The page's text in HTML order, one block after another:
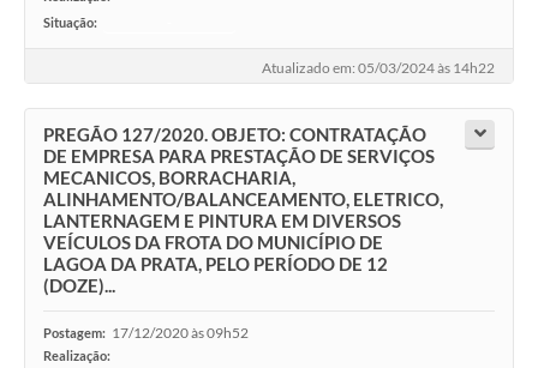
Situação:
Atualizado em: 05/03/2024 às 14h22
PREGÃO 127/2020. OBJETO: CONTRATAÇÃO
DE EMPRESA PARA PRESTAÇÃO DE SERVIÇOS
MECANICOS, BORRACHARIA,
ALINHAMENTO/BALANCEAMENTO, ELETRICO,
LANTERNAGEM E PINTURA EM DIVERSOS
VEÍCULOS DA FROTA DO MUNICÍPIO DE
LAGOA DA PRATA, PELO PERÍODO DE 12
(DOZE)...
Postagem: 17/12/2020 às 09h52
Realização: